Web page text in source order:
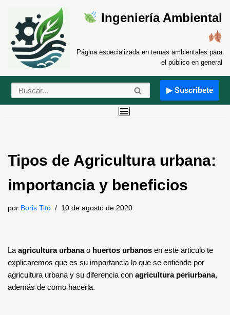
Saltar
al
contenido
Ingeniería Ambiental
Página especializada en temas ambientales para
el público en general
▶ Suscribete
Tipos de Agricultura urbana:
importancia y beneficios
por Boris Tito 10 de agosto de 2020
La agricultura urbanao huertos urbanos en este articulo te
explicaremos que es su importancia lo que se entiende por
agricultura urbana y su diferencia con agricultura periurbana,
además de como hacerla.